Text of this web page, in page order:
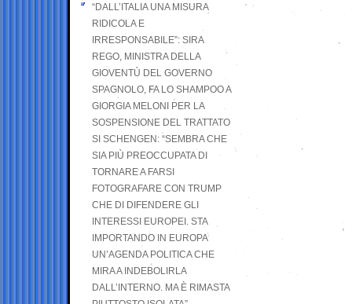
“DALL’ITALIA UNA MISURA
RIDICOLA E
IRRESPONSABILE”: SIRA
REGO, MINISTRA DELLA
GIOVENTÙ DEL GOVERNO
SPAGNOLO, FA LO SHAMPOO A
GIORGIA MELONI PER LA
SOSPENSIONE DEL TRATTATO
SI SCHENGEN: “SEMBRA CHE
SIA PIÙ PREOCCUPATA DI
TORNARE A FARSI
FOTOGRAFARE CON TRUMP
CHE DI DIFENDERE GLI
INTERESSI EUROPEI. STA
IMPORTANDO IN EUROPA
UN’AGENDA POLITICA CHE
MIRA A INDEBOLIRLA
DALL’INTERNO. MA È RIMASTA